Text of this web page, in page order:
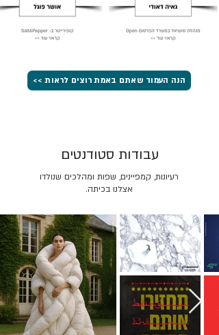
הנה העמוד שאתם באמת רוצים לראות >>
רעיונות, קמפיינים, שפות ומהלכים שנולדו
אצלנו בכיתה.
עבודות סטודנטים